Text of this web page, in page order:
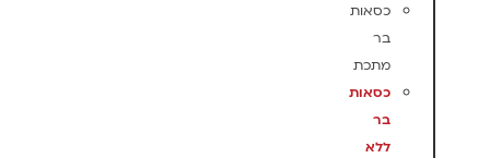
כסאות
בר
מתכת
כסאות
בר
ללא